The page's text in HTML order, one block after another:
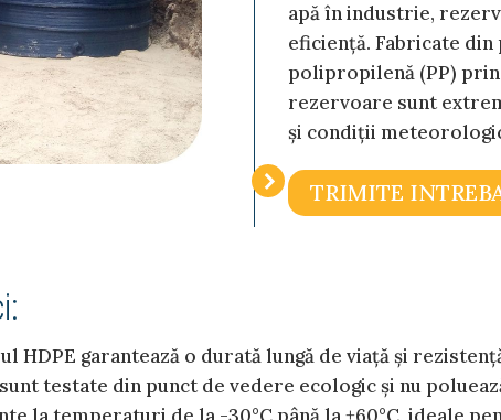
apă în industrie,
eficiență. Fabricate
polipropilenă (PP)
rezervoare sunt
și condiții
TRIMITE
HDPE garantează o durată lungă de viață și
testate din punct de vedere ecologic și nu